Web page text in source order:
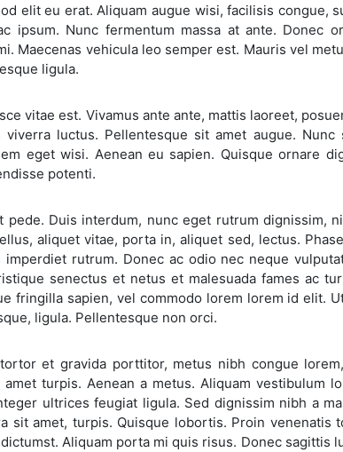
elit eu erat. Aliquam augue wisi, facilisis congue,
ipsum. Nunc fermentum massa at ante. Donec
Maecenas vehicula leo semper est. Mauris vel
ligula.
vitae est. Vivamus ante ante, mattis laoreet,
luctus. Pellentesque sit amet augue.
eget wisi. Aenean eu sapien. Quisque ornare
potenti.
pede. Duis interdum, nunc eget rutrum dignissim,
aliquet vitae, porta in, aliquet sed, lectus.
rutrum. Donec ac odio nec neque
senectus et netus et malesuada fames ac
fringilla sapien, vel commodo lorem lorem id elit.
ligula. Pellentesque non orci.
et gravida porttitor, metus nibh congue
turpis. Aenean a metus. Aliquam vestibulum
ultrices feugiat ligula. Sed dignissim nibh a
sit amet, turpis. Quisque lobortis. Proin venenatis
Aliquam porta mi quis risus. Donec sagittis